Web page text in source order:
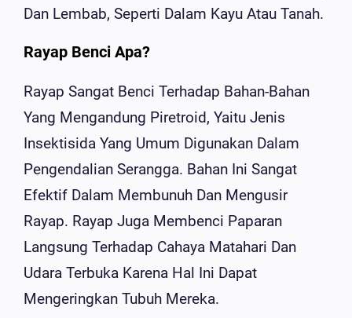
Dan Lembab, Seperti Dalam Kayu Atau Tanah.
Rayap Benci Apa?
Rayap Sangat Benci Terhadap Bahan-Bahan
Yang Mengandung Piretroid, Yaitu Jenis
Insektisida Yang Umum Digunakan Dalam
Pengendalian Serangga. Bahan Ini Sangat
Efektif Dalam Membunuh Dan Mengusir
Rayap. Rayap Juga Membenci Paparan
Langsung Terhadap Cahaya Matahari Dan
Udara Terbuka Karena Hal Ini Dapat
Mengeringkan Tubuh Mereka.